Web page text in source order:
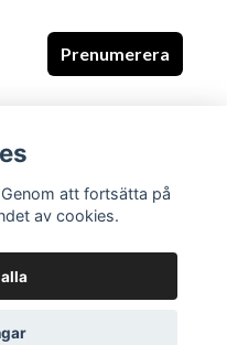
Prenumerera
att fortsätta på
av cookies.